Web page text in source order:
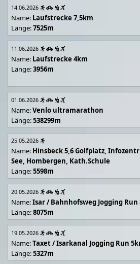
14.06.2026
Name: Laufstrecke 7,5km
Länge:7525m
11.06.2026
Name: Laufstrecke 4km
Länge:3956m
01.06.2026
Name:Venlo ultramarathon
Länge:538299m
25.05.2026
Name: Hinsbeck 5,6 Golfplatz,
See, Hombergen, Kath.Schule
Länge:5598m
20.05.2026
Name:Isar / Bahnhofsweg Jogging Run
Länge:8075m
19.05.2026
Name:Taxet / Isarkanal Jogging Run
Länge:5327m